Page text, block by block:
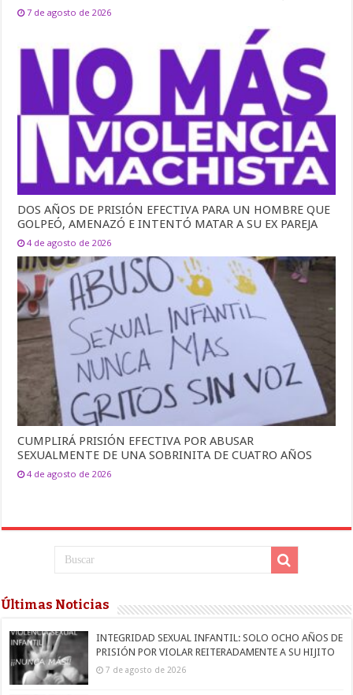
7 de agosto de 2026
DOS AÑOS DE PRISIÓN EFECTIVA PARA UN HOMBRE QUE
GOLPEÓ, AMENAZÓ E INTENTÓ MATAR A SU EX PAREJA
4 de agosto de 2026
CUMPLIRÁ PRISIÓN EFECTIVA POR ABUSAR
SEXUALMENTE DE UNA SOBRINITA DE CUATRO AÑOS
4 de agosto de 2026
Últimas Noticias
INTEGRIDAD SEXUAL INFANTIL: SOLO OCHO AÑOS DE
PRISIÓN POR VIOLAR REITERADAMENTE A SU HIJITO
7 de agosto de 2026